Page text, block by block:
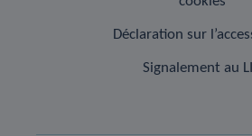
Déclaration sur
Signalement au